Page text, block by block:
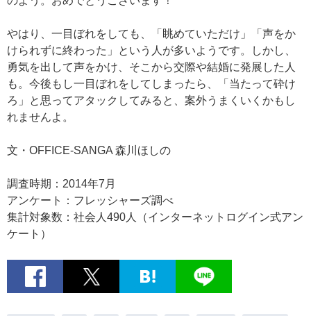
やはり、一目ぼれをしても、「眺めていただけ」「声をか
けられずに終わった」という人が多いようです。しかし、
勇気を出して声をかけ、そこから交際や結婚に発展した人
も。今後もし一目ぼれをしてしまったら、「当たって砕け
ろ」と思ってアタックしてみると、案外うまくいくかもし
れませんよ。
文・OFFICE-SANGA 森川ほしの
調査時期：2014年7月
アンケート：フレッシャーズ調べ
集計対象数：社会人490人（インターネットログイン式アン
ケート）